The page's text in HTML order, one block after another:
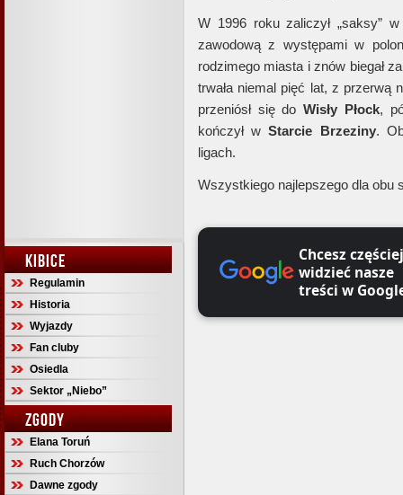
KIBICE
Regulamin
Historia
Wyjazdy
Fan cluby
Osiedla
Sektor „Niebo”
ZGODY
Elana Toruń
Ruch Chorzów
Dawne zgody
W 1996 roku zaliczył „saksy”
zawodową z występami w
rodzimego miasta i znów biegał
trwała niemal pięć lat, z przerwą
przeniósł się doWisły Płock,
kończył wStarcie Brzeziny.
ligach.
Wszystkiego najlepszego dla obu
Chcesz częściej
widzieć nasze
treści w